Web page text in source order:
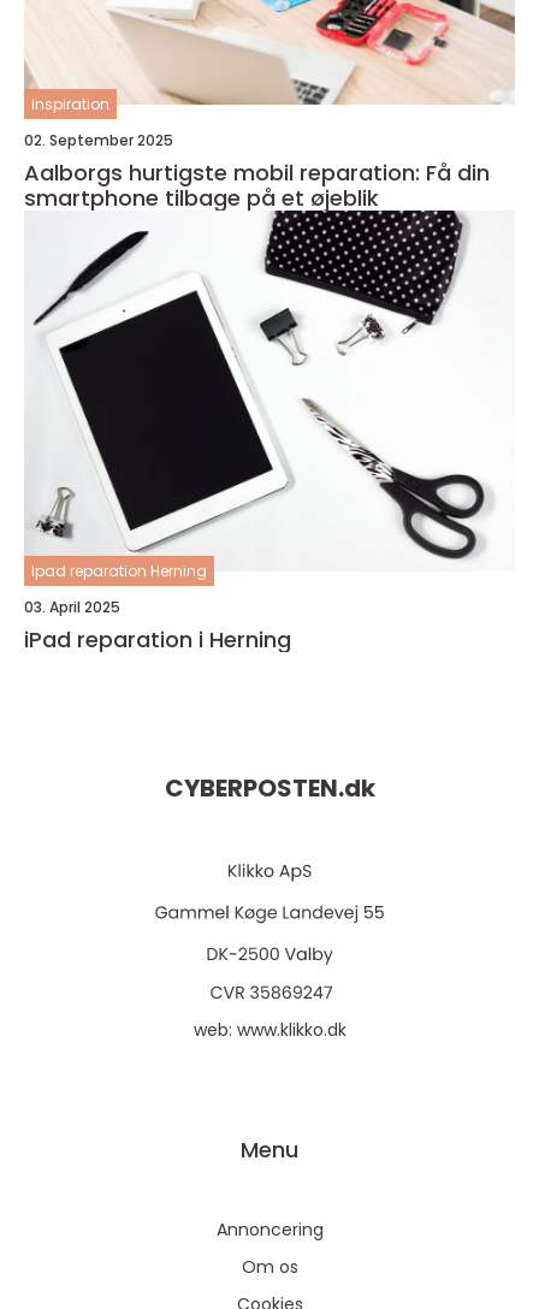
inspiration
02. September 2025
Aalborgs hurtigste mobil reparation: Få din
smartphone tilbage på et øjeblik
Ipad reparation Herning
03. April 2025
iPad reparation i Herning
CYBERPOSTEN.dk
web: www.klikko.dk
Menu
Annoncering
Om os
Cookies